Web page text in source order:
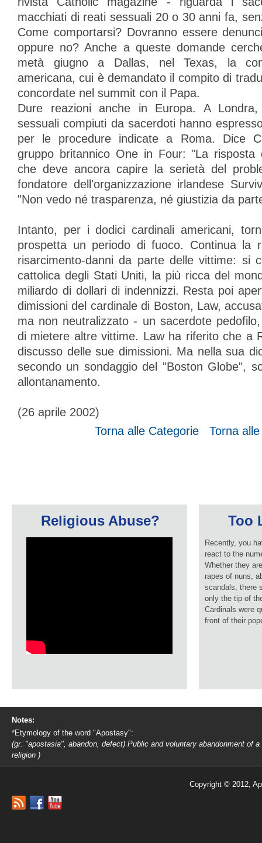
macchiati di reati sessuali 20 o 30 anni fa,
Come comportarsi? Dovranno essere
oppure no? Anche a queste domande
metà giugno a Dallas, nel Texas, la
americana, cui è demandato il compito di
concordate nel summit con il Papa.
Dure reazioni anche in Europa. A
sessuali compiuti da sacerdoti hanno
per le procedure indicate a Roma. Dice
gruppo britannico One in Four: "La risposta
che deve ancora capire la serietà del
fondatore dell'organizzazione irlandese
"Non vedo né trasparenza, né giustizia da
Intanto, per i dodici cardinali americani,
prospetta un periodo di fuoco. Continua la
risarcimento-danni da parte delle vittime: si
cattolica degli Stati Uniti, la più ricca del
miliardo di dollari di indennizzi. Resta poi
dimissioni del cardinale di Boston, Law,
ma non neutralizzato - un sacerdote
di mietere altre vittime. Law ha riferito che a
discusso delle sue dimissioni. Ma nella sua
secondo un sondaggio del "Boston Globe",
allontanamento.
(26 aprile 2002)
Torna alle Categorie
Torna
Religious Abuse? Too
Recently, you
react to the
Whether they
rapes of nuns,
scandals, there
only the tip of
Cardinals were
front of their
Notes:
*Etymology of the word "Apostasy":
(gr. "apostasia", abandon, defect) Public and voluntary abandonment of a
religion )
Copyright © 2012,